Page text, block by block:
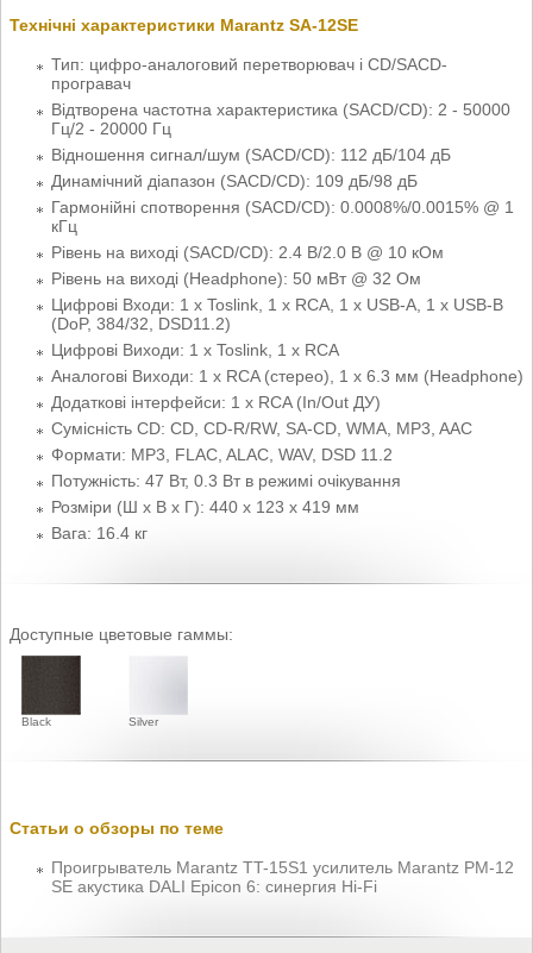
Технічні характеристики Marantz SA-12SE
Тип: цифро-аналоговий перетворювач і CD/SACD-
програвач
Відтворена частотна характеристика (SACD/CD): 2 - 50000
Гц/2 - 20000 Гц
Відношення сигнал/шум (SACD/CD): 112 дБ/104 дБ
Динамічний діапазон (SACD/CD): 109 дБ/98 дБ
Гармонійні спотворення (SACD/CD): 0.0008%/0.0015% @ 1
кГц
Рівень на виході (SACD/CD): 2.4 В/2.0 В @ 10 кОм
Рівень на виході (Headphone): 50 мВт @ 32 Ом
Цифрові Входи: 1 x Toslink, 1 х RCA, 1 x USB-A, 1 x USB-B
(DoP, 384/32, DSD11.2)
Цифрові Виходи: 1 x Toslink, 1 х RCA
Аналогові Виходи: 1 x RCA (стерео), 1 x 6.3 мм (Headphone)
Додаткові інтерфейси: 1 х RCA (In/Out ДУ)
Сумісність CD: CD, CD-R/RW, SA-CD, WMA, MP3, AAC
Формати: MP3, FLAC, ALAC, WAV, DSD 11.2
Потужність: 47 Вт, 0.3 Вт в режимі очікування
Розміри (Ш x В x Г): 440 x 123 x 419 мм
Вага: 16.4 кг
Доступные цветовые гаммы:
Black Silver
Статьи о обзоры по теме
Проигрыватель Marantz TT-15S1 усилитель Marantz PM-12
SE акустика DALI Epicon 6: синергия Hi-Fi